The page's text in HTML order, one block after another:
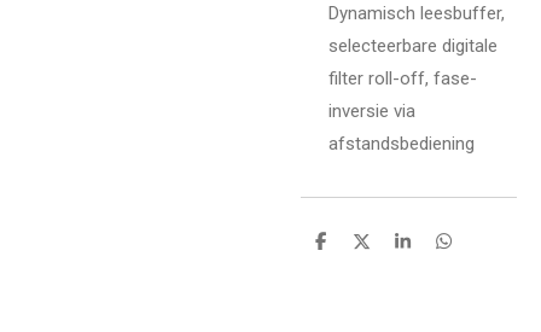
Dynamisch leesbuffer,
selecteerbare digitale
filter roll-off, fase-
inversie via
afstandsbediening
D
D
S
D